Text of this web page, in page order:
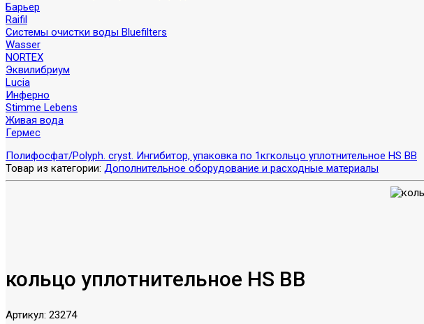
Барьер
Raifil
Системы очистки воды Bluefilters
Wasser
NORTEX
Эквилибриум
Lucia
Инферно
Stimme Lebens
Живая вода
Гермес
Полифосфат/Polyph. cryst. Ингибитор, упаковка по 1кгкольцо уплотнительное HS BB
Товар из категории: Дополнительное оборудование и расходные материалы
кольцо уплотнительное HS BB
Артикул: 23274